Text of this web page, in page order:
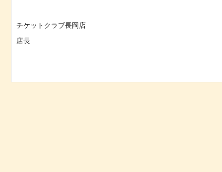
チケットクラブ長岡店
店長